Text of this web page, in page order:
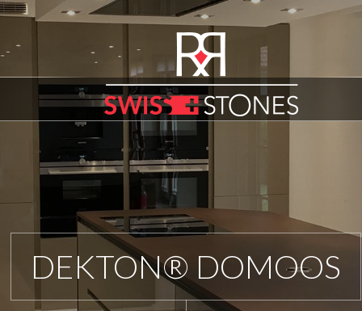
DEKTON® DOMOOS